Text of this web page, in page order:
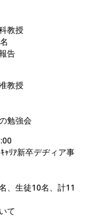
教授
告
教授
勉強会
ｱ新卒デヂィア事
生徒10名、計11
て